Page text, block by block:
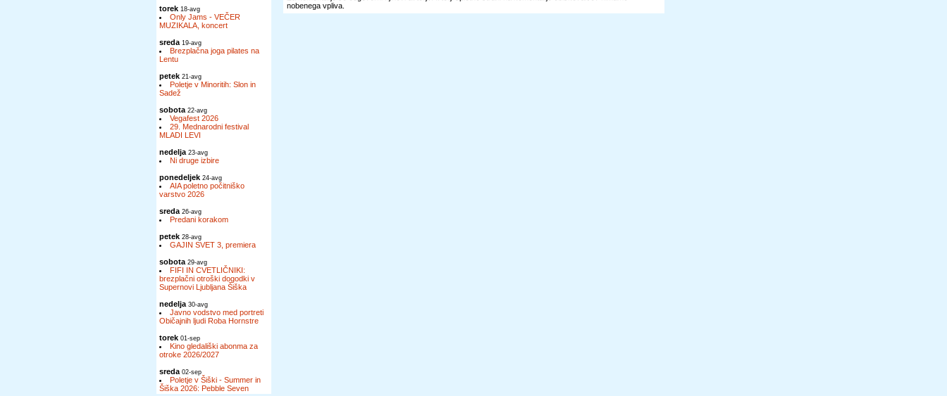
torek 18-avg
Only Jams - VEČER
MUZIKALA, koncert
sreda 19-avg
Brezplačna joga pilates na
Lentu
petek 21-avg
Poletje v Minoritih: Slon in
Sadež
sobota 22-avg
Vegafest 2026
29. Mednarodni festival
MLADI LEVI
nedelja 23-avg
Ni druge izbire
ponedeljek 24-avg
AIA poletno počitniško
varstvo 2026
sreda 26-avg
Predani korakom
petek 28-avg
GAJIN SVET 3, premiera
sobota 29-avg
FIFI IN CVETLIČNIKI:
brezplačni otroški dogodki v
Supernovi Ljubljana Šiška
nedelja 30-avg
Javno vodstvo med portreti
Običajnih ljudi Roba Hornstre
torek 01-sep
Kino gledališki abonma za
otroke 2026/2027
sreda 02-sep
Poletje v Šiški - Summer in
Šiška 2026: Pebble Seven
nobenega vpliva.